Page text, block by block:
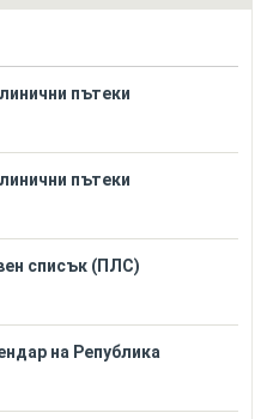
пътеки
пътеки
списък (ПЛС)
на Република